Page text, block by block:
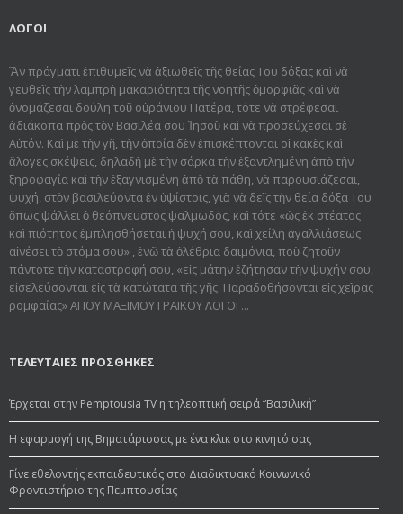
ΛΟΓΟΙ
Ἂν πράγματι ἐπιθυμεῖς νὰ ἀξιωθεῖς τῆς θείας Του δόξας καὶ νὰ
γευθεῖς τὴν λαμπρὴ μακαριότητα τῆς νοητῆς ὀμορφιᾶς καὶ νὰ
ὀνομάζεσαι δούλη τοῦ οὐράνιου Πατέρα, τότε νὰ στρέφεσαι
ἀδιάκοπα πρὸς τὸν Βασιλέα σου Ἰησοῦ καὶ νὰ προσεύχεσαι σὲ
Αὐτόν. Καὶ μὲ τὴν γῆ, τὴν ὁποία δὲν ἐπισκέπτονται οἱ κακὲς καὶ
ἄλογες σκέψεις, δηλαδὴ μὲ τὴν σάρκα τὴν ἐξαντλημένη ἀπὸ τὴν
ξηροφαγία καὶ τὴν ἐξαγνισμένη ἀπὸ τὰ πάθη, νὰ παρουσιάζεσαι,
ψυχή, στὸν βασιλεύοντα ἐν ὑψίστοις, γιὰ νὰ δεῖς τὴν θεία δόξα Του
ὅπως ψάλλει ὁ θεόπνευστος ψαλμωδός, καὶ τότε «ὡς ἐκ στέατος
καὶ πιότητος ἐμπλησθήσεται ἡ ψυχή σου, καὶ χείλη ἀγαλλιάσεως
αἰνέσει τὸ στόμα σου» , ἐνῶ τὰ ὀλέθρια δαιμόνια, ποὺ ζητοῦν
πάντοτε τὴν καταστροφή σου, «εἰς μάτην ἐζήτησαν τὴν ψυχήν σου,
εἰσελεύσονται εἰς τὰ κατώτατα τῆς γῆς. Παραδοθήσον­ται εἰς χεῖρας
ρομφαίας» ΑΓΙΟΥ ΜΑΞΙΜΟΥ ΓΡΑΙΚΟΥ ΛΟΓΟΙ ...
ΤΕΛΕΥΤΑΙΕΣ ΠΡΟΣΘΗΚΕΣ
Έρχεται στην Pemptousia TV η τηλεοπτική σειρά “Βασιλική”
Η εφαρμογή της Βηματάρισσας με ένα κλικ στο κινητό σας
Γίνε εθελοντής εκπαιδευτικός στο Διαδικτυακό Κοινωνικό
Φροντιστήριο της Πεμπτουσίας